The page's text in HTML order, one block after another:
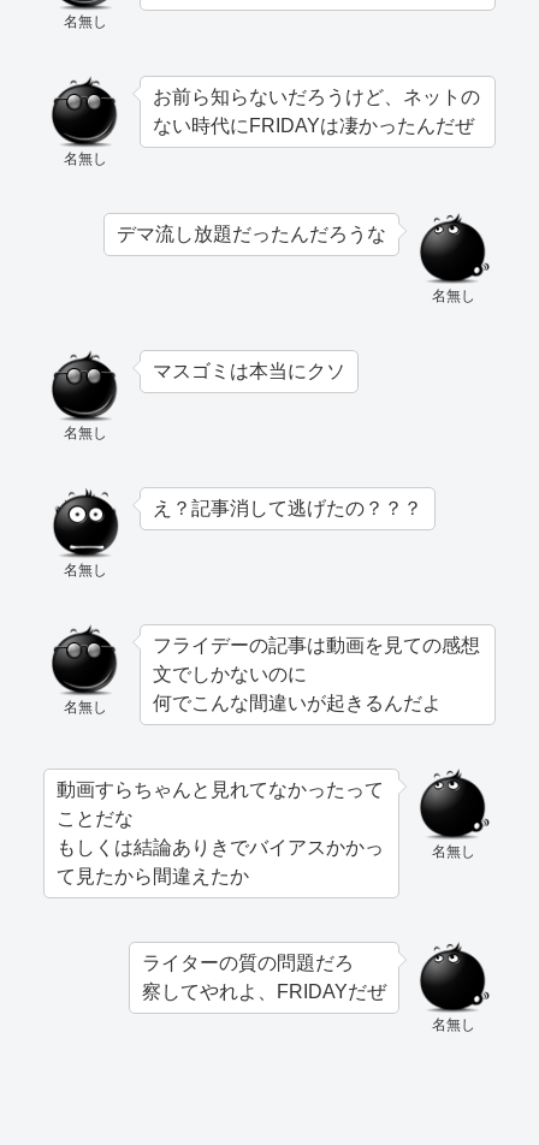
名無し
名無し
お前ら知らないだろうけど、ネットの
ない時代にFRIDAYは凄かったんだぜ
名無し
デマ流し放題だったんだろうな
名無し
マスゴミは本当にクソ
名無し
え？記事消して逃げたの？？？
名無し
フライデーの記事は動画を見ての感想
文でしかないのに
何でこんな間違いが起きるんだよ
名無し
動画すらちゃんと見れてなかったって
ことだな
もしくは結論ありきでバイアスかかっ
て見たから間違えたか
名無し
ライターの質の問題だろ
察してやれよ、FRIDAYだぜ